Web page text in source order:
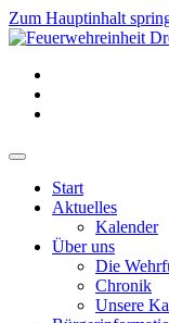
Zum Hauptinhalt
Start
Aktuelles
Kalender
Über uns
Die
Chronik
Unsere